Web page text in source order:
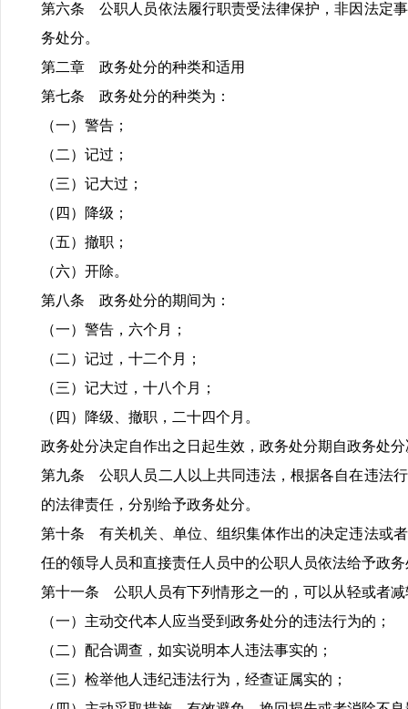
第六条 公职人员依法履行职责受法律保护，非因法定
务处分。
第二章 政务处分的种类和适用
第七条 政务处分的种类为：
（一）警告；
（二）记过；
（三）记大过；
（四）降级；
（五）撤职；
（六）开除。
第八条 政务处分的期间为：
（一）警告，六个月；
（二）记过，十二个月；
（三）记大过，十八个月；
（四）降级、撤职，二十四个月。
政务处分决定自作出之日起生效，政务处分期自政务处
第九条 公职人员二人以上共同违法，根据各自在违法
的法律责任，分别给予政务处分。
第十条 有关机关、单位、组织集体作出的决定违法或
任的领导人员和直接责任人员中的公职人员依法给予政
第十一条 公职人员有下列情形之一的，可以从轻或者减
（一）主动交代本人应当受到政务处分的违法行为的；
（二）配合调查，如实说明本人违法事实的；
（三）检举他人违纪违法行为，经查证属实的；